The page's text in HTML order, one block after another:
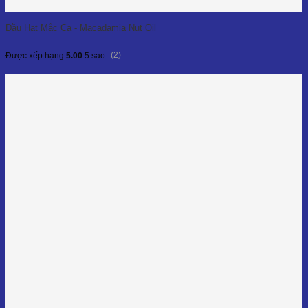
Dầu Hạt Mắc Ca - Macadamia Nut Oil
Được xếp hạng 5.00 5 sao (2)